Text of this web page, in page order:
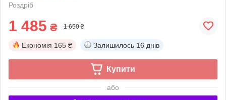
Роздріб
1 485 ₴ 1 650 ₴
Економія 165 ₴ Залишилось 16 днів
Купити
або